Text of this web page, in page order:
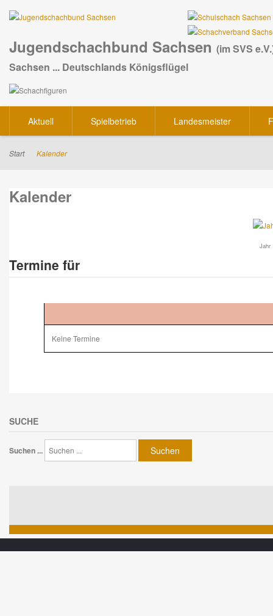
Jugendschachbund Sachsen (im SVS
Sachsen ... Deutschlands Königsflügel
Aktuell Spielbetrieb Landesmeister
Start Kalender
Kalender
Jahr
Termine für
Keine Termine
SUCHE
Suchen ... Suchen